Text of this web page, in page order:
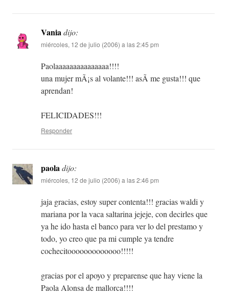
Vaniadijo:
miércoles, 12 de julio (2006) a las 2:45 pm
Paolaaaaaaaaaaaaaaa!!!!
una mujer mÃ¡s al volante!!! asÃ­ me gusta!!! que
aprendan!
FELICIDADES!!!
Responder
paoladijo:
miércoles, 12 de julio (2006) a las 2:46 pm
jaja gracias, estoy super contenta!!! gracias waldi y
mariana por la vaca saltarina jejeje, con decirles que
ya he ido hasta el banco para ver lo del prestamo y
todo, yo creo que pa mi cumple ya tendre
cochecitooooooooooooo!!!!!
gracias por el apoyo y preparense que hay viene la
Paola Alonsa de mallorca!!!!